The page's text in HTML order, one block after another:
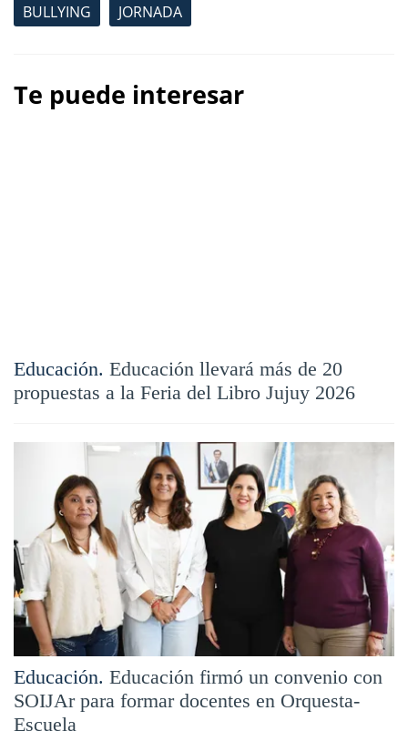
BULLYING JORNADA
Te puede interesar
Educación. Educación llevará más de 20
propuestas a la Feria del Libro Jujuy 2026
Educación. Educación firmó un convenio con
SOIJAr para formar docentes en Orquesta-
Escuela